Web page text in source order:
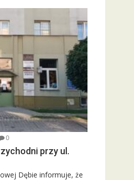
0
przy ul.
Dębie informuje, że